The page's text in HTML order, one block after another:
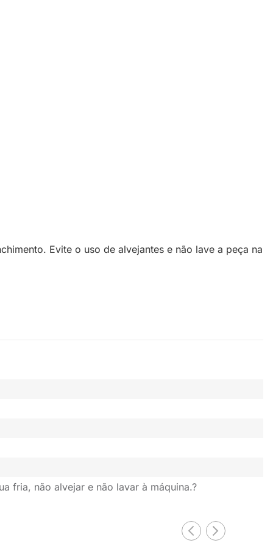
Evite o uso de alvejantes e não lave a peça na
fria, não alvejar e não lavar à máquina.?